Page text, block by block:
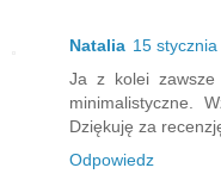
Natalia 15
Ja z kolei zawsze
minimalistyczne.
Dziękuję za
Odpowiedz